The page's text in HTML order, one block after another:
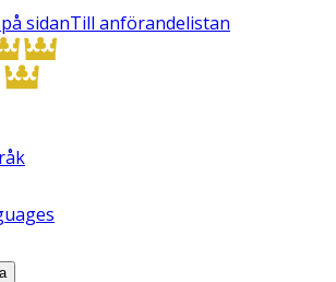
sidanTill anförandelistan